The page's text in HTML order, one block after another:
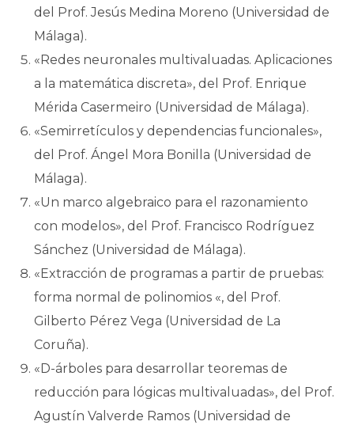
del Prof. Jesús Medina Moreno (Universidad de
Málaga).
«Redes neuronales multivaluadas. Aplicaciones
a la matemática discreta», del Prof. Enrique
Mérida Casermeiro (Universidad de Málaga).
«Semirretículos y dependencias funcionales»,
del Prof. Ángel Mora Bonilla (Universidad de
Málaga).
«Un marco algebraico para el razonamiento
con modelos», del Prof. Francisco Rodríguez
Sánchez (Universidad de Málaga).
«Extracción de programas a partir de pruebas:
forma normal de polinomios «, del Prof.
Gilberto Pérez Vega (Universidad de La
Coruña).
«D-árboles para desarrollar teoremas de
reducción para lógicas multivaluadas», del Prof.
Agustín Valverde Ramos (Universidad de